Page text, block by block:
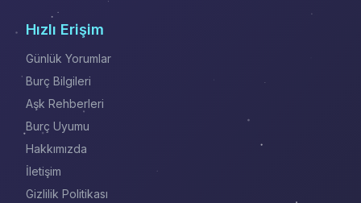
Hızlı Erişim
Günlük Yorumlar
Burç Bilgileri
Aşk Rehberleri
Burç Uyumu
Hakkımızda
İletişim
Gizlilik Politikası